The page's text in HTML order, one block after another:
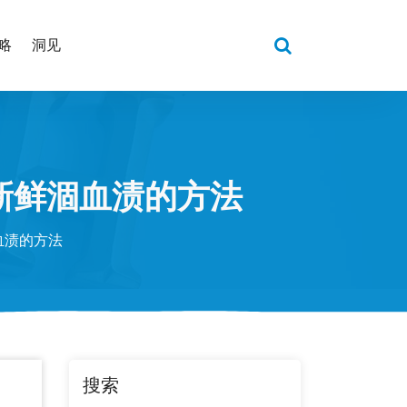
洞见
鲜涸血渍的方法
渍的方法
搜索